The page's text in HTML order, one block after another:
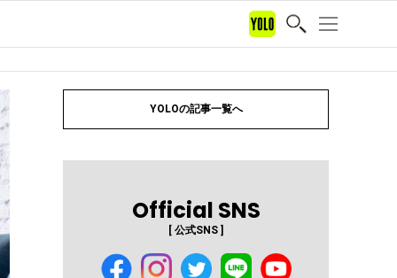
YOLOの記事一覧へ
Official SNS
[ 公式SNS ]